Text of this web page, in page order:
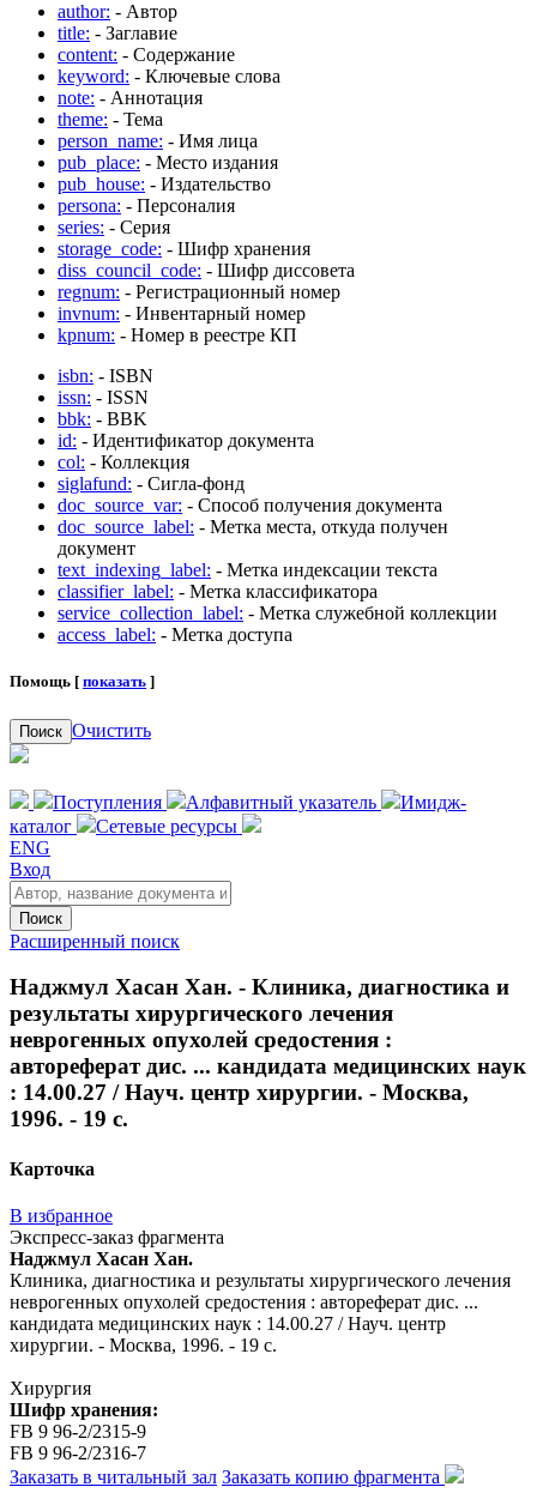
author: - Автор
title: - Заглавие
content: - Содержание
keyword: - Ключевые слова
note: - Аннотация
theme: - Тема
person_name: - Имя лица
pub_place: - Место издания
pub_house: - Издательство
persona: - Персоналия
series: - Серия
storage_code: - Шифр хранения
diss_council_code: - Шифр диссовета
regnum: - Регистрационный номер
invnum: - Инвентарный номер
kpnum: - Номер в реестре КП
isbn: - ISBN
issn: - ISSN
bbk: - BBK
id: - Идентификатор документа
col: - Коллекция
siglafund: - Сигла-фонд
doc_source_var: - Способ получения документа
doc_source_label: - Метка места, откуда получен
документ
text_indexing_label: - Метка индексации текста
classifier_label: - Метка классификатора
service_collection_label: - Метка служебной коллекции
access_label: - Метка доступа
Помощь [ показать ]
Поиск Очистить
Поступления Алфавитный указатель
Имидж-
каталог
Сетевые ресурсы
ENG
Вход
Поиск
Расширенный поиск
Наджмул Хасан Хан. - Клиника, диагностика и
результаты хирургического лечения
неврогенных опухолей средостения :
автореферат дис. ... кандидата медицинских наук
: 14.00.27 / Науч. центр хирургии. - Москва,
1996. - 19 с.
Карточка
В избранное
Экспресс-заказ фрагмента
Наджмул Хасан Хан.
Клиника, диагностика и результаты хирургического лечения
неврогенных опухолей средостения : автореферат дис. ...
кандидата медицинских наук : 14.00.27 / Науч. центр
хирургии. - Москва, 1996. - 19 с.
Хирургия
Шифр хранения:
FB 9 96-2/2315-9
FB 9 96-2/2316-7
Заказать в читальный зал Заказать копию фрагмента